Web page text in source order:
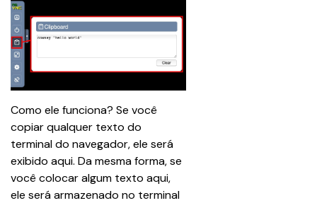
Como ele funciona? Se você
copiar qualquer texto do
terminal do navegador, ele será
exibido aqui. Da mesma forma, se
você colocar algum texto aqui,
ele será armazenado no terminal